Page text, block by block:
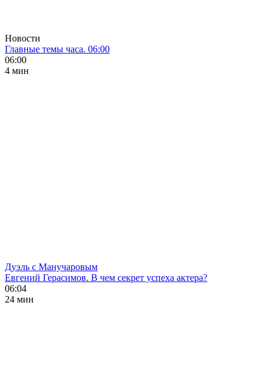
Новости
Главные темы часа. 06:00
06:00
4 мин
Дуэль с Манучаровым
Евгений Герасимов. В чем секрет успеха актера?
06:04
24 мин